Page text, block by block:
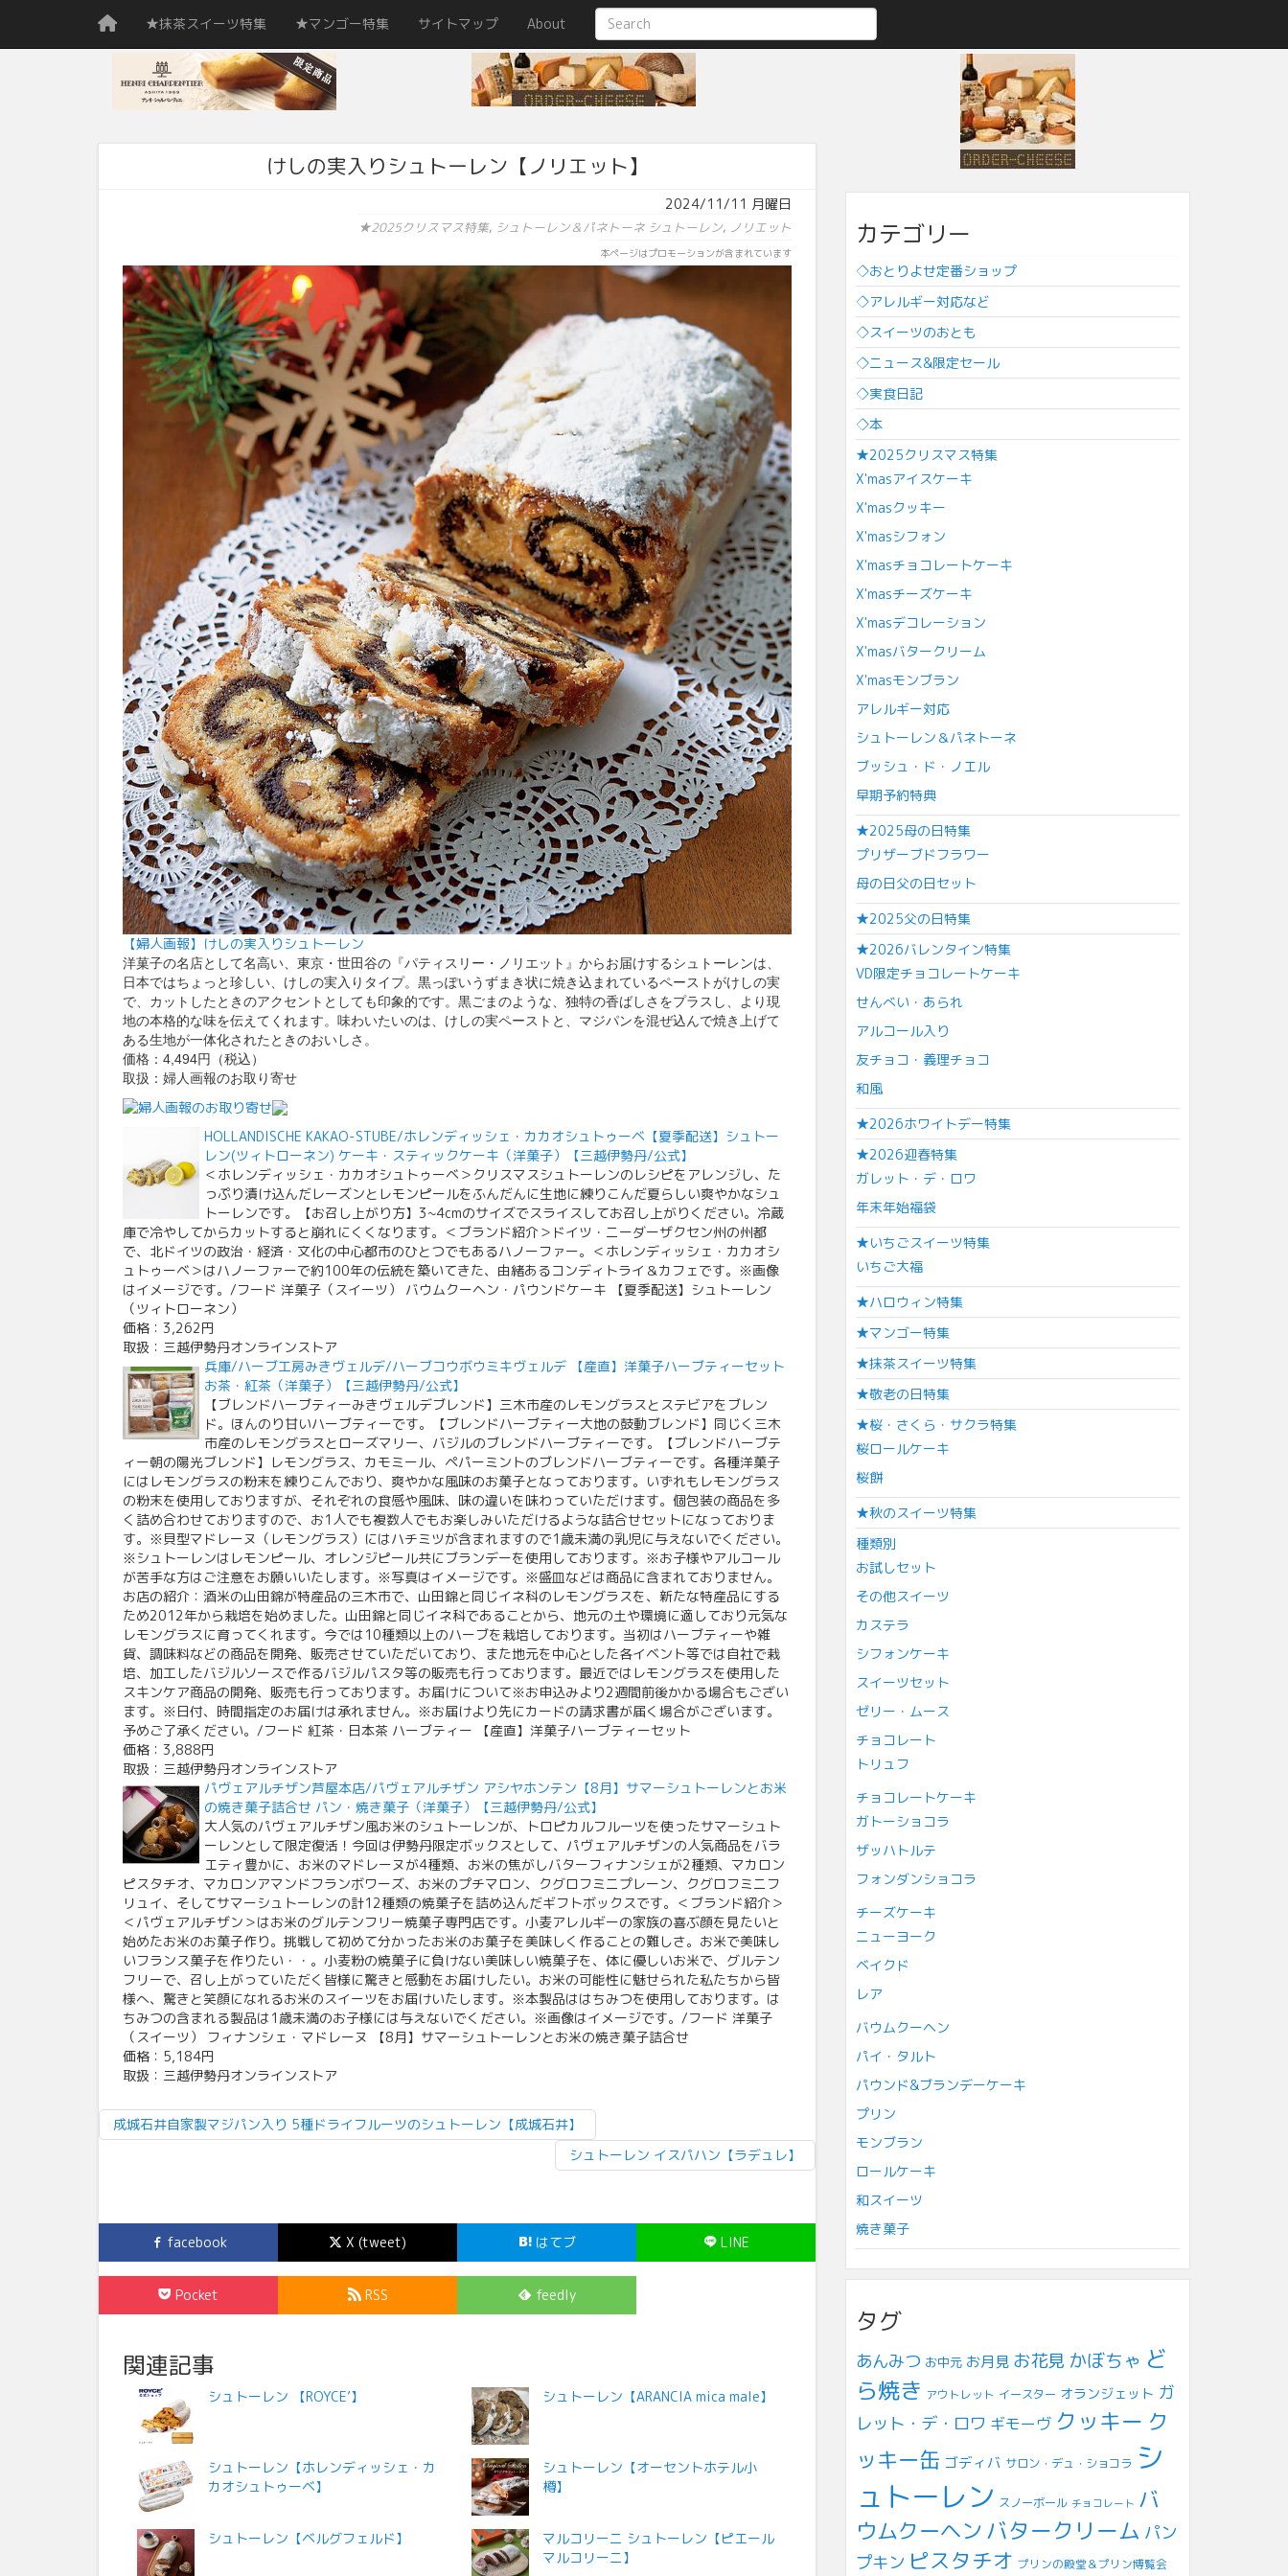
★抹茶スイーツ特集 ★マンゴー特集 サイトマップ About
けしの実入りシュトーレン【ノリエット】
2024/11/11 月曜日
★2025クリスマス特集, シュトーレン＆パネトーネ シュトーレン, ノリエット
本ページはプロモーションが含まれています
【婦人画報】けしの実入りシュトーレン
洋菓子の名店として名高い、東京・世田谷の『パティスリー・ノリエット』からお届けするシュトーレンは、
日本ではちょっと珍しい、けしの実入りタイプ。黒っぽいうずまき状に焼き込まれているペーストがけしの実
で、カットしたときのアクセントとしても印象的です。黒ごまのような、独特の香ばしさをプラスし、より現
地の本格的な味を伝えてくれます。味わいたいのは、けしの実ペーストと、マジパンを混ぜ込んで焼き上げて
ある生地が一体化されたときのおいしさ。
価格：4,494円（税込）
取扱：婦人画報のお取り寄せ
HOLLANDISCHE KAKAO-STUBE/ホレンディッシェ・カカオシュトゥーベ【夏季配送】シュトー
レン(ツィトローネン) ケーキ・スティックケーキ（洋菓子）【三越伊勢丹/公式】
＜ホレンディッシェ・カカオシュトゥーベ＞クリスマスシュトーレンのレシピをアレンジし、た
っぷり漬け込んだレーズンとレモンピールをふんだんに生地に練りこんだ夏らしい爽やかなシュ
トーレンです。【お召し上がり方】3~4cmのサイズでスライスしてお召し上がりください。冷蔵
庫で冷やしてからカットすると崩れにくくなります。＜ブランド紹介＞ドイツ・ニーダーザクセン州の州都
で、北ドイツの政治・経済・文化の中心都市のひとつでもあるハノーファー。＜ホレンディッシェ・カカオシ
ュトゥーベ＞はハノーファーで約100年の伝統を築いてきた、由緒あるコンディトライ＆カフェです。※画像
はイメージです。/フード 洋菓子（スイーツ） バウムクーヘン・パウンドケーキ 【夏季配送】シュトーレン
（ツィトローネン）
価格：3,262円
取扱：三越伊勢丹オンラインストア
兵庫/ハーブ工房みきヴェルデ/ハーブコウボウミキヴェルデ 【産直】洋菓子ハーブティーセット
お茶・紅茶（洋菓子）【三越伊勢丹/公式】
【ブレンドハーブティーみきヴェルデブレンド】三木市産のレモングラスとステビアをブレン
ド。ほんのり甘いハーブティーです。【ブレンドハーブティー大地の鼓動ブレンド】同じく三木
市産のレモングラスとローズマリー、バジルのブレンドハーブティーです。【ブレンドハーブテ
ィー朝の陽光ブレンド】レモングラス、カモミール、ペパーミントのブレンドハーブティーです。各種洋菓子
にはレモングラスの粉末を練りこんでおり、爽やかな風味のお菓子となっております。いずれもレモングラス
の粉末を使用しておりますが、それぞれの食感や風味、味の違いを味わっていただけます。個包装の商品を多
く詰め合わせておりますので、お1人でも複数人でもお楽しみいただけるような詰合せセットになっておりま
す。※貝型マドレーヌ（レモングラス）にはハチミツが含まれますので1歳未満の乳児に与えないでください。
※シュトーレンはレモンピール、オレンジピール共にブランデーを使用しております。※お子様やアルコール
が苦手な方はご注意をお願いいたします。※写真はイメージです。※盛皿などは商品に含まれておりません。
お店の紹介：酒米の山田錦が特産品の三木市で、山田錦と同じイネ科のレモングラスを、新たな特産品にする
ため2012年から栽培を始めました。山田錦と同じイネ科であることから、地元の土や環境に適しており元気な
レモングラスに育ってくれます。今では10種類以上のハーブを栽培しております。当初はハーブティーや雑
貨、調味料などの商品を開発、販売させていただいており、また地元を中心とした各イベント等では自社で栽
培、加工したバジルソースで作るバジルパスタ等の販売も行っております。最近ではレモングラスを使用した
スキンケア商品の開発、販売も行っております。お届けについて※お申込みより2週間前後かかる場合もござい
ます。※日付、時間指定のお届けは承れません。※お届けより先にカードの請求書が届く場合がございます。
予めご了承ください。/フード 紅茶・日本茶 ハーブティー 【産直】洋菓子ハーブティーセット
価格：3,888円
取扱：三越伊勢丹オンラインストア
パヴェアルチザン芦屋本店/パヴェアルチザン アシヤホンテン【8月】サマーシュトーレンとお米
の焼き菓子詰合せ パン・焼き菓子（洋菓子）【三越伊勢丹/公式】
大人気のパヴェアルチザン風お米のシュトーレンが、トロピカルフルーツを使ったサマーシュト
ーレンとして限定復活！今回は伊勢丹限定ボックスとして、パヴェアルチザンの人気商品をバラ
エティ豊かに、お米のマドレーヌが4種類、お米の焦がしバターフィナンシェが2種類、マカロン
ピスタチオ、マカロンアマンドフランボワーズ、お米のプチマロン、クグロフミニプレーン、クグロフミニフ
リュイ、そしてサマーシュトーレンの計12種類の焼菓子を詰め込んだギフトボックスです。＜ブランド紹介＞
＜パヴェアルチザン＞はお米のグルテンフリー焼菓子専門店です。小麦アレルギーの家族の喜ぶ顔を見たいと
始めたお米のお菓子作り。挑戦して初めて分かったお米のお菓子を美味しく作ることの難しさ。お米で美味し
いフランス菓子を作りたい・・。小麦粉の焼菓子に負けない美味しい焼菓子を、体に優しいお米で、グルテン
フリーで、召し上がっていただく皆様に驚きと感動をお届けしたい。お米の可能性に魅せられた私たちから皆
様へ、驚きと笑顔になれるお米のスイーツをお届けいたします。※本製品ははちみつを使用しております。は
ちみつの含まれる製品は1歳未満のお子様には与えないでください。※画像はイメージです。/フード 洋菓子
（スイーツ） フィナンシェ・マドレーヌ 【8月】サマーシュトーレンとお米の焼き菓子詰合せ
価格：5,184円
取扱：三越伊勢丹オンラインストア
成城石井自家製マジパン入り 5種ドライフルーツのシュトーレン【成城石井】
シュトーレン イスパハン【ラデュレ】
facebook X (tweet) はてブ LINE
Pocket RSS feedly
関連記事
シュトーレン 【ROYCE’】 シュトーレン【ARANCIA mica male】
シュトーレン【ホレンディッシェ・カ
カオシュトゥーベ】
シュトーレン【オーセントホテル小
樽】
シュトーレン【ベルグフェルド】
マルコリーニ シュトーレン【ピエール
マルコリーニ】
カテゴリー
◇おとりよせ定番ショップ
◇アレルギー対応など
◇スイーツのおとも
◇ニュース&限定セール
◇実食日記
◇本
★2025クリスマス特集
X'masアイスケーキ
X'masクッキー
X'masシフォン
X'masチョコレートケーキ
X'masチーズケーキ
X'masデコレーション
X'masバタークリーム
X'masモンブラン
アレルギー対応
シュトーレン＆パネトーネ
ブッシュ・ド・ノエル
早期予約特典
★2025母の日特集
プリザーブドフラワー
母の日父の日セット
★2025父の日特集
★2026バレンタイン特集
VD限定チョコレートケーキ
せんべい・あられ
アルコール入り
友チョコ・義理チョコ
和風
★2026ホワイトデー特集
★2026迎春特集
ガレット・デ・ロワ
年末年始福袋
★いちごスイーツ特集
いちご大福
★ハロウィン特集
★マンゴー特集
★抹茶スイーツ特集
★敬老の日特集
★桜・さくら・サクラ特集
桜ロールケーキ
桜餅
★秋のスイーツ特集
種類別
お試しセット
その他スイーツ
カステラ
シフォンケーキ
スイーツセット
ゼリー・ムース
チョコレート
トリュフ
チョコレートケーキ
ガトーショコラ
ザッハトルテ
フォンダンショコラ
チーズケーキ
ニューヨーク
ベイクド
レア
バウムクーヘン
パイ・タルト
パウンド&ブランデーケーキ
プリン
モンブラン
ロールケーキ
和スイーツ
焼き菓子
タグ
あんみつ お中元 お月見 お花見 かぼちゃ ど
ら焼き アウトレット イースター オランジェット ガ
レット・デ・ロワ ギモーヴ クッキー ク
ッキー缶 ゴディバ サロン・デュ・ショコラ シ
ュトーレン スノーボール チョコレート バ
ウムクーヘンバタークリーム パン
プキン ピスタチオ プリンの殿堂＆プリン博覧会